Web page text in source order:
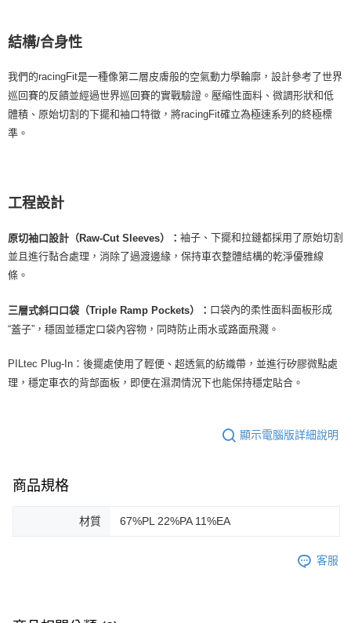
結構/合身性
我們的racingFit是一種像第二層皮膚般的空氣動力學輪廓，設計參考了世界
巡回賽的反饋並經過世界巡回賽的實戰驗證。壓縮性面料、微調形狀和低
體積、原始切割的下擺和袖口特徵，將racingFit確立為極速系列的終極標
準。
工程設計
原切袖口設計（Raw-Cut Sleeves）： 袖子、下擺和拉鏈都採用了原始切割
並且進行黏合處理，消除了過渡邊緣，保持車衣整體結構的乾淨優雅線
條。
三層式斜口口袋（Triple Ramp Pockets）： 口袋內的柔性面料面板形成
“蓋子”，穩固並穩定口袋內容物，同時防止雨水或路面飛濺。
PILtec Plug-In：後擺處使用了輕便、超透氣的紡織帶，並進行矽膠微點處
理，穩定車衣的背部面板，即便在濕潤情況下也能保持穩定貼合。
顯示電腦版詳細說明
商品規格
材質 67%PL 22%PA 11%EA
客服